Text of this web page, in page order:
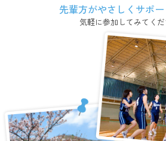
先輩方がやさしくサポー
気軽に参加してみてくだ